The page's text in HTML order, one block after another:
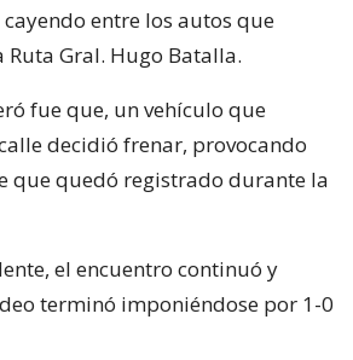
entre los autos que
Gral. Hugo Batalla.
fue que, un vehículo que
decidió frenar, provocando
que quedó registrado durante la
el encuentro continuó y
terminó imponiéndose por 1-0